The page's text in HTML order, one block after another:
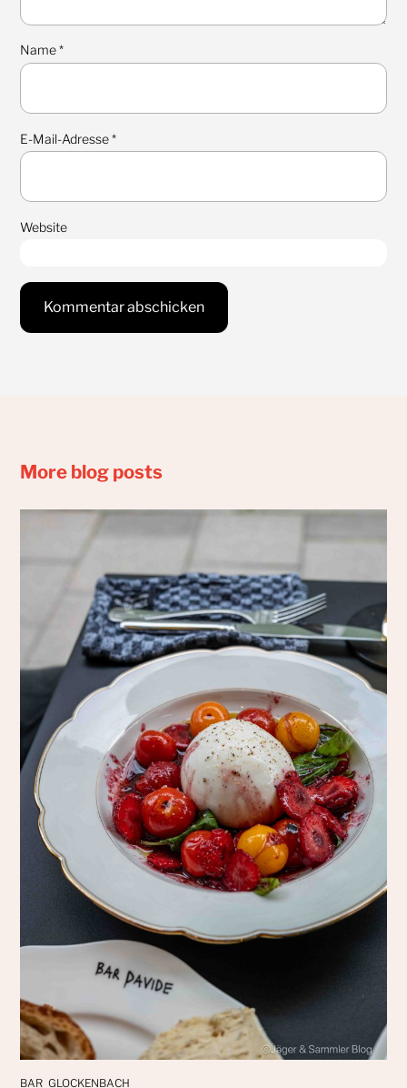
Name*
E-Mail-Adresse*
Website
More blog posts
BAR GLOCKENBACH